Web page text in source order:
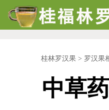
桂林罗汉果 > 罗汉果
中草